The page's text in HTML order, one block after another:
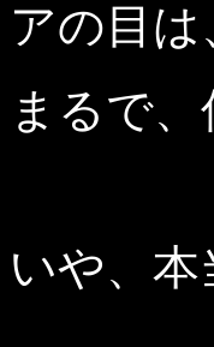
アの目は
まるで
いや、